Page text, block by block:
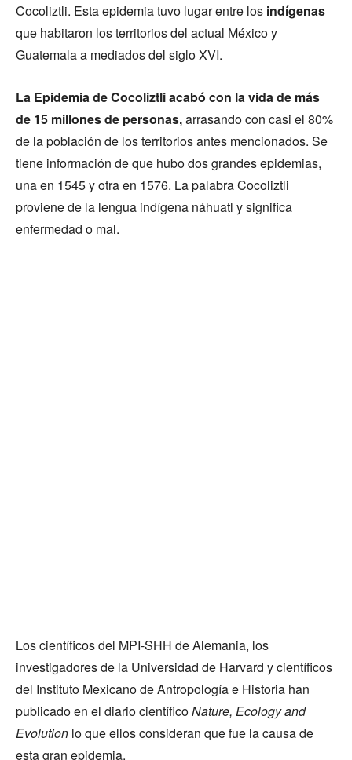
Cocoliztli. Esta epidemia tuvo lugar entre los indígenas
que habitaron los territorios del actual México y
Guatemala a mediados del siglo XVI.
La Epidemia de Cocoliztli acabó con la vida de más
de 15 millonesde personas,arrasando con casi el 80%
de la población de los territorios antes mencionados. Se
tiene información de que hubo dos grandes epidemias,
una en 1545 y otra en 1576. La palabra Cocoliztli
proviene de la lengua indígena náhuatl y significa
enfermedad o mal.
Los científicos del MPI-SHH de Alemania, los
investigadores de la Universidad de Harvard y científicos
del Instituto Mexicano de Antropología e Historia han
publicado en el diario científicoNature, Ecology and
Evolution lo que ellos consideran que fue la causa de
esta gran epidemia.